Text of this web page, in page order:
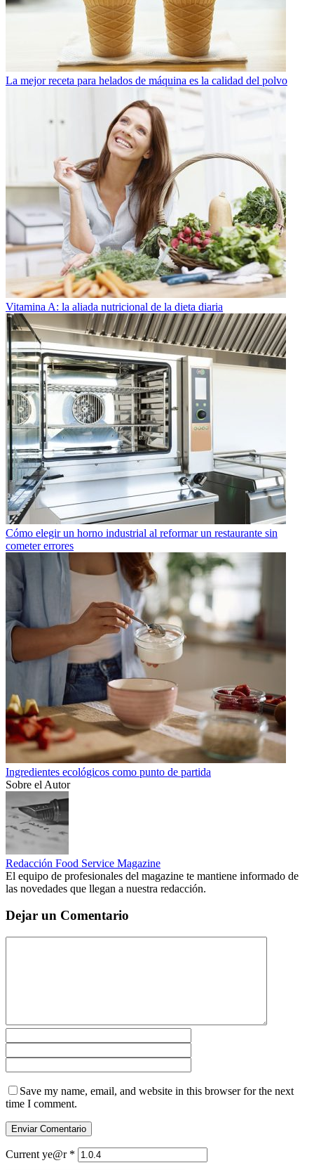
La mejor receta para helados de máquina es la calidad del polvo
Vitamina A: la aliada nutricional de la dieta diaria
Cómo elegir un horno industrial al reformar un restaurante sin
cometer errores
Ingredientes ecológicos como punto de partida
Sobre el Autor
Redacción Food Service Magazine
El equipo de profesionales del magazine te mantiene informado de
las novedades que llegan a nuestra redacción.
Dejar un Comentario
Save my name, email, and website in this browser for the next
time I comment.
Current ye@r *